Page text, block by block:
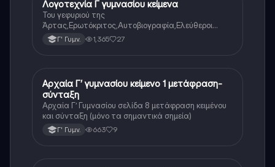
Νέα Ελληνικά
Λογοτεχνία Γ γυμνασίου κείμενα
Του γεφυριού της
Άρτας,Ερωτόκριτος,Αυτοβιογραφία,Ελεύθεροι
Πολιορκημένοι,Όσο μπορείς,Γιατί μ’αγάπησες,Ένας
ρώσος συνταγματάρχης στη Λάρισα,Ο Παχύς και ο
Γ' Γυμν. 1,365 27
Αρχαία Ελληνικά
Αρχαία Γ’ γυμνασίου κείμενο 1 μετάφραση-
σύνταξη
Αρχαία Γ’ Γυμνασίου σελίδα 8 μετάφραση κειμένου
και σύνταξη (μόνο τα σημαντικά σημεία)
Γ' Γυμν. 663 9